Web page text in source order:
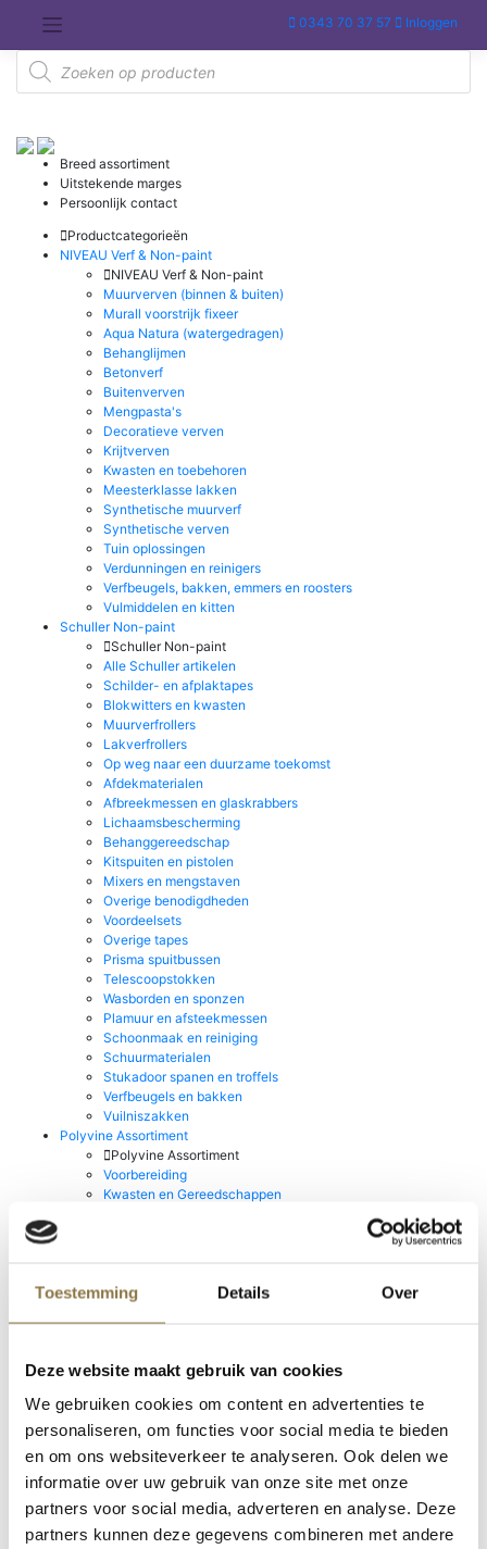
Toestemming Details Over
Deze website maakt gebruik van cookies
We gebruiken cookies om content en advertenties te
personaliseren, om functies voor social media te bieden
en om ons websiteverkeer te analyseren. Ook delen we
informatie over uw gebruik van onze site met onze
partners voor social media, adverteren en analyse. Deze
partners kunnen deze gegevens combineren met andere
de
inhoud
0343 70 37 57 Inloggen
Producten
zoeken
Breed assortiment
Uitstekende marges
Persoonlijk contact
Productcategorieën
NIVEAU Verf & Non-paint
NIVEAU Verf & Non-paint
Muurverven (binnen & buiten)
Murall voorstrijk fixeer
Aqua Natura (watergedragen)
Behanglijmen
Betonverf
Buitenverven
Mengpasta's
Decoratieve verven
Krijtverven
Kwasten en toebehoren
Meesterklasse lakken
Synthetische muurverf
Synthetische verven
Tuin oplossingen
Verdunningen en reinigers
Verfbeugels, bakken, emmers en roosters
Vulmiddelen en kitten
Schuller Non-paint
Schuller Non-paint
Alle Schuller artikelen
Schilder- en afplaktapes
Blokwitters en kwasten
Muurverfrollers
Lakverfrollers
Op weg naar een duurzame toekomst
Afdekmaterialen
Afbreekmessen en glaskrabbers
Lichaamsbescherming
Behanggereedschap
Kitspuiten en pistolen
Mixers en mengstaven
Overige benodigdheden
Voordeelsets
Overige tapes
Prisma spuitbussen
Telescoopstokken
Wasborden en sponzen
Plamuur en afsteekmessen
Schoonmaak en reiniging
Schuurmaterialen
Stukadoor spanen en troffels
Verfbeugels en bakken
Vuilniszakken
Polyvine Assortiment
Polyvine Assortiment
Voorbereiding
Kwasten en Gereedschappen
Mylands House of Colour
Staalmeester Kwasten
Producten van Rust-oleum
Producten van Rust-oleum
Prochemko Producten
Rust-oleum / Mathys
Grondverven
Super-Fix